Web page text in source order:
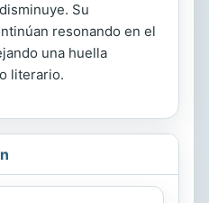
Su
resonando en el
una huella
literario.